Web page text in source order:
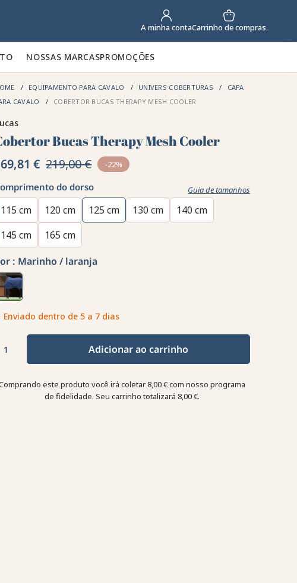
A minha contaCarrinho de compras
🍃 NOSSAS MARCASPROMOÇÕES
EQUIPAMENTO PARA CAVALO UNIVERS COBERTURAS
CAPA
CAVALO
COBERTOR BUCAS THERAPY MESH COOLER
Bucas Therapy Mesh Cooler
€ 219,00 € -22%
do dorso Guia de tamanhos
115 cm 120 cm 125 cm 130 cm
140 cm
145 cm
165 cm
: Marinho / laranja
Enviado dentro de 5 a 7 dias
Adicionar ao carrinho
este produto você irá coletar8,00 €com nosso programa
de fidelidade. Seu carrinho totalizará8,00 €.